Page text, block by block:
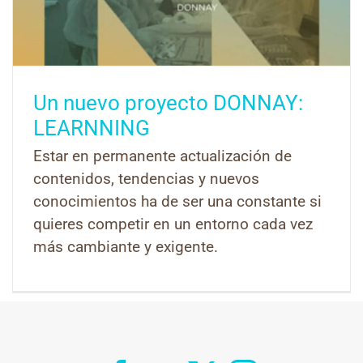
Un nuevo proyecto DONNAY:
LEARNNING
Estar en permanente actualización de
contenidos, tendencias y nuevos
conocimientos ha de ser una constante si
quieres competir en un entorno cada vez
más cambiante y exigente.